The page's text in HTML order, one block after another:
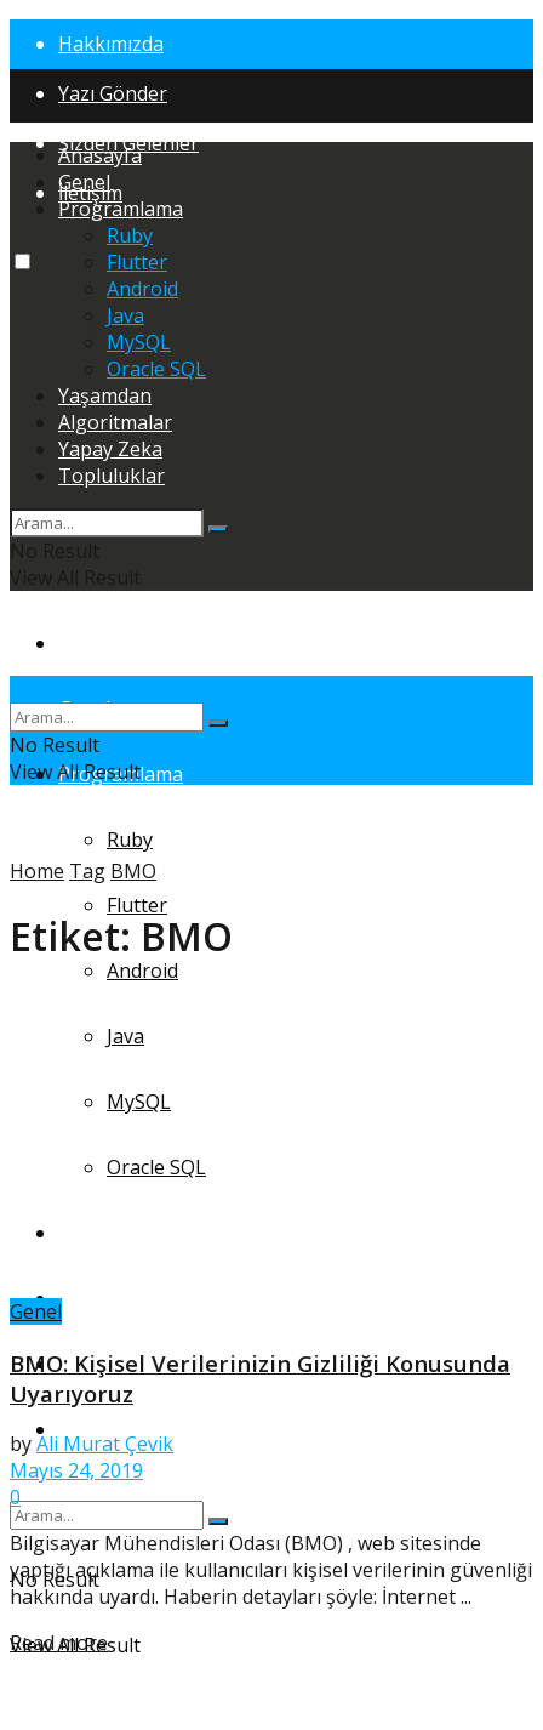
Hakkımızda
Yazı Gönder
Sizden Gelenler
İletişim
Anasayfa
Genel
Programlama
Ruby
Flutter
Android
Java
MySQL
Oracle SQL
Yaşamdan
Algoritmalar
Yapay Zeka
Topluluklar
Genel
Programlama
Ruby
Flutter
Android
Java
MySQL
Oracle SQL
Algoritmalar
Yapay Zeka
No Result
View All Result
No Result
View All Result
Home Tag BMO
Etiket: BMO
Genel
BMO: Kişisel Verilerinizin Gizliliği Konusunda
Uyarıyoruz
byAli Murat Çevik
Mayıs 24, 2019
0
Bilgisayar Mühendisleri Odası (BMO) , web sitesinde
yaptığı açıklama ile kullanıcıları kişisel verilerinin güvenliği
hakkında uyardı. Haberin detayları şöyle: İnternet ...
Read more